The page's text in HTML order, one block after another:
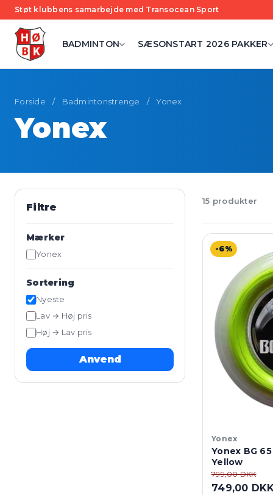
Støt klubbens samarbejde med Transocean Sport
BADMINTON SÆSONSTART 2026 PAKKER
Forside / Badmintonstrenge / Yonex
Yonex
Filtre
Mærker
Yonex
Sortering
Nyeste
Lav → Høj pris
Høj → Lav pris
Anvend
15 produkter
-6%
Yonex
Yonex BG
Yellow
799,00 DKK
749,00